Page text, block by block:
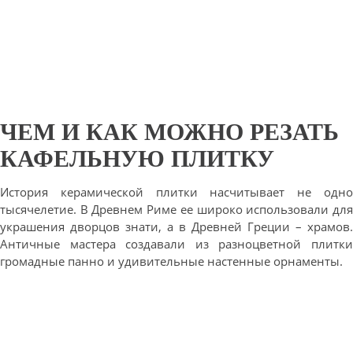
ЧЕМ И КАК МОЖНО РЕЗАТЬ
КАФЕЛЬНУЮ ПЛИТКУ
История керамической плитки насчитывает не одно
тысячелетие. В Древнем Риме ее широко использовали для
украшения дворцов знати, а в Древней Греции – храмов.
Античные мастера создавали из разноцветной плитки
громадные панно и удивительные настенные орнаменты.